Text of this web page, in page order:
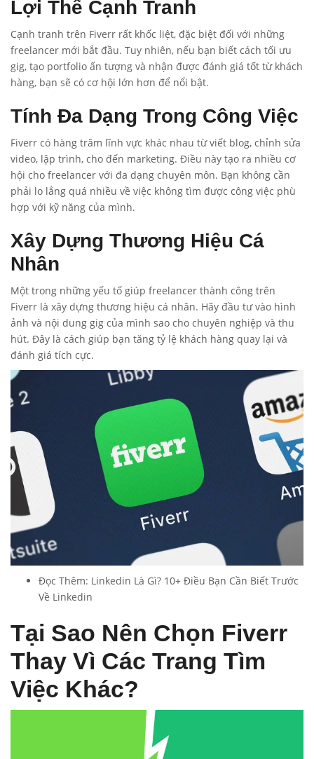
Lợi Thế Cạnh Tranh
Cạnh tranh trên Fiverr rất khốc liệt, đặc biệt đối với những
freelancer mới bắt đầu. Tuy nhiên, nếu bạn biết cách tối ưu
gig, tạo portfolio ấn tượng và nhận được đánh giá tốt từ khách
hàng, bạn sẽ có cơ hội lớn hơn để nổi bật.
Tính Đa Dạng Trong Công Việc
Fiverr có hàng trăm lĩnh vực khác nhau từ viết blog, chỉnh sửa
video, lập trình, cho đến marketing. Điều này tạo ra nhiều cơ
hội cho freelancer với đa dạng chuyên môn. Bạn không cần
phải lo lắng quá nhiều về việc không tìm được công việc phù
hợp với kỹ năng của mình.
Xây Dựng Thương Hiệu Cá
Nhân
Một trong những yếu tố giúp freelancer thành công trên
Fiverr là xây dựng thương hiệu cá nhân. Hãy đầu tư vào hình
ảnh và nội dung gig của mình sao cho chuyên nghiệp và thu
hút. Đây là cách giúp bạn tăng tỷ lệ khách hàng quay lại và
đánh giá tích cực.
Đọc Thêm: Linkedin Là Gì? 10+ Điều Bạn Cần Biết Trước
Về Linkedin
Tại Sao Nên Chọn Fiverr
Thay Vì Các Trang Tìm
Việc Khác?